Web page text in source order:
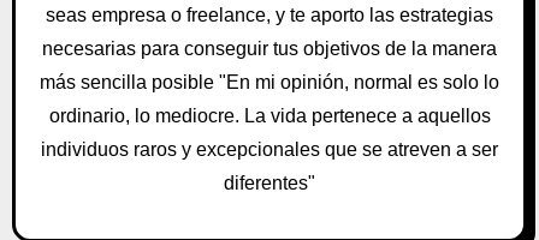
t
r
a
seas empresa o freelance, y te aporto las estrategias
necesarias para conseguir tus objetivos de la manera
más sencilla posible "En mi opinión, normal es solo lo
ordinario, lo mediocre. La vida pertenece a aquellos
individuos raros y excepcionales que se atreven a ser
diferentes"